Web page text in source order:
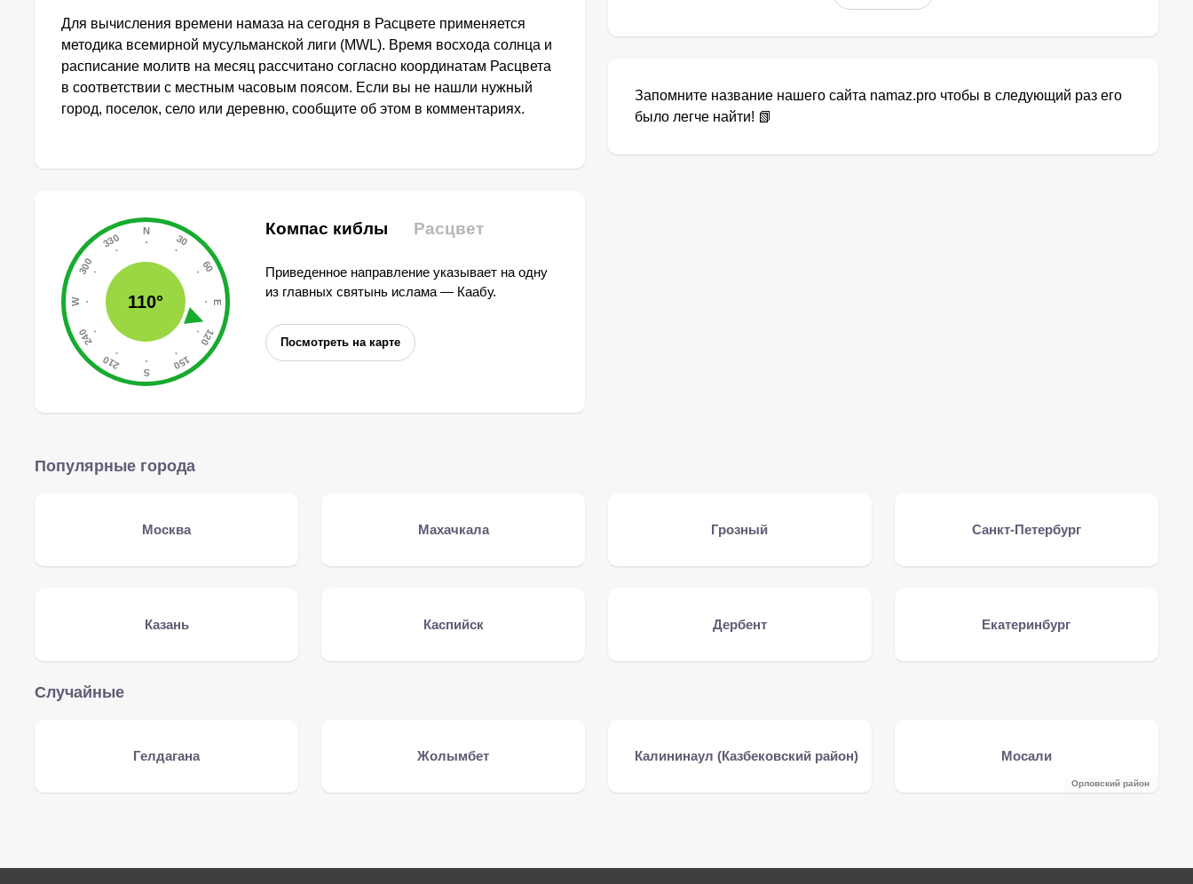
Для вычисления времени намаза на сегодня в Расцвете применяется
методика всемирной мусульманской лиги (MWL). Время восхода солнца и
расписание молитв на месяц рассчитано согласно координатам Расцвета
в соответствии с местным часовым поясом. Если вы не нашли нужный
город, поселок, село или деревню, сообщите об этом в комментариях.
110°
Компас киблы Расцвет
Приведенное направление указывает на одну
из главных святынь ислама — Каабу.
Посмотреть на карте
Запомните название нашего сайта namaz.pro чтобы в следующий раз его
было легче найти! 📗
Популярные города
Москва Махачкала Грозный Санкт-Петербург
Казань Каспийск Дербент Екатеринбург
Случайные
Гелдагана Жолымбет Калининаул (Казбековский район) Мосали
Орловский район